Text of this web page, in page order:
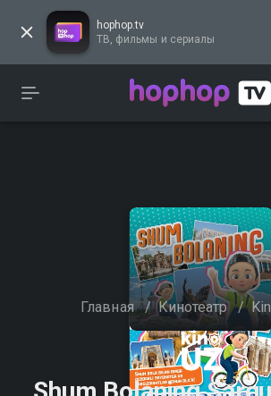
hophop.tv
ТВ, фильмы и сериалы
Главная / Кинотеатр /